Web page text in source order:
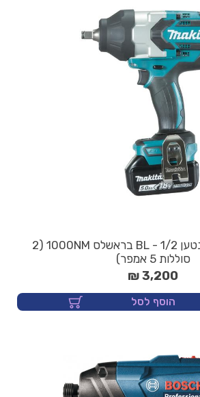
מפתח אימפקט נטען 1/2 - BL בראשלס 1000NM (2
סוללות 5 אמפר)
3,200 ₪
הוסף לסל